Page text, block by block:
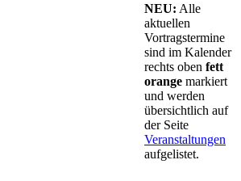
NEU: Alle
aktuellen
Vortragstermine
sind im Kalender
rechts oben fett
orange markiert
und werden
übersichtlich auf
der Seite
Veranstaltungen
aufgelistet.